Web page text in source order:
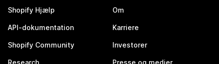
Shopify Hjælp
API-dokumentation
Shopify Community
Om
Karriere
Investorer